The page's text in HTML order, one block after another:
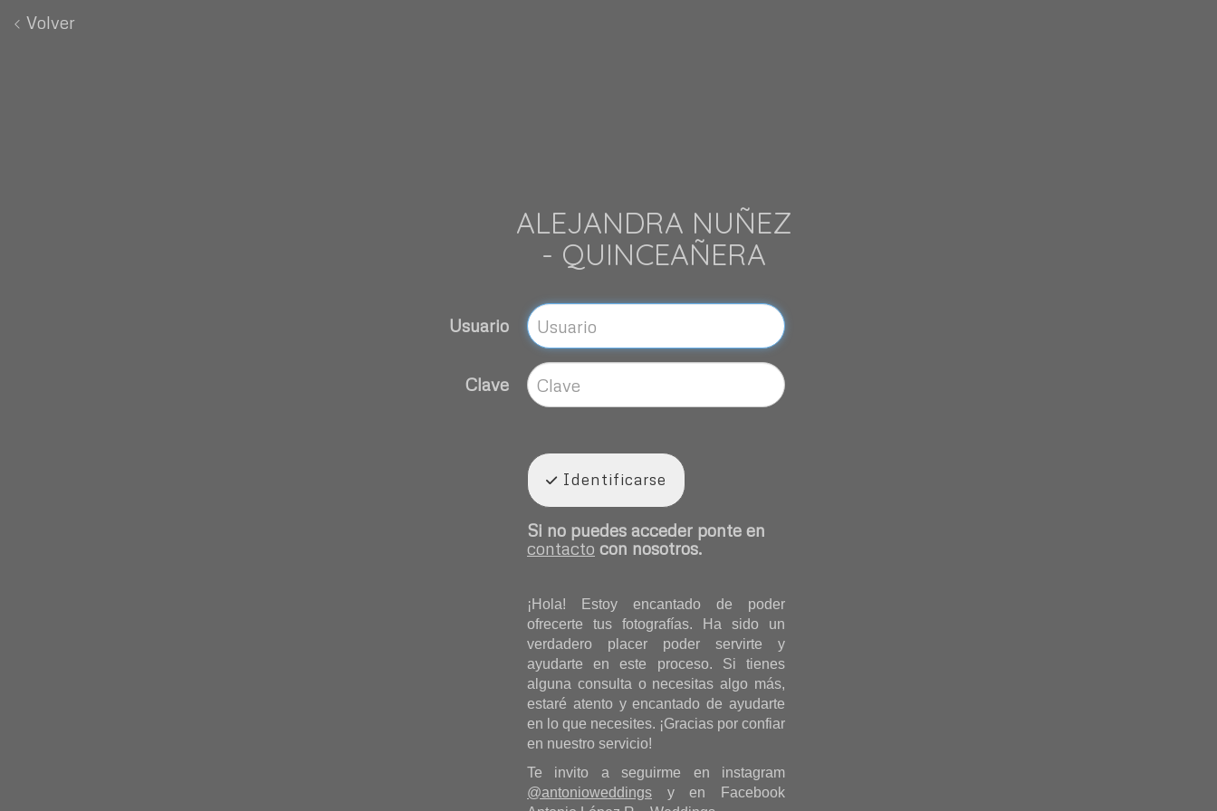
Volver
ALEJANDRA NUÑEZ
- QUINCEAÑERA
Usuario
Clave
Identificarse
Si no puedes acceder ponte en
contacto con nosotros.
¡Hola! Estoy encantado de poder
ofrecerte tus fotografías. Ha sido un
verdadero placer poder servirte y
ayudarte en este proceso. Si tienes
alguna consulta o necesitas algo más,
estaré atento y encantado de ayudarte
en lo que necesites. ¡Gracias por confiar
en nuestro servicio!
Te invito a seguirme en instagram
@antonioweddings y en Facebook